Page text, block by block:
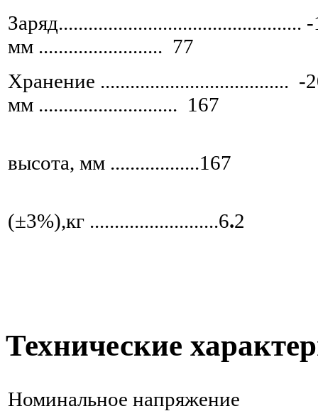
мм ......................... 77
Хранение ...................................... -
мм ............................ 167
высота, мм ..................167
(±3%),кг ..........................6.2
Технические
Номинальное напряжение